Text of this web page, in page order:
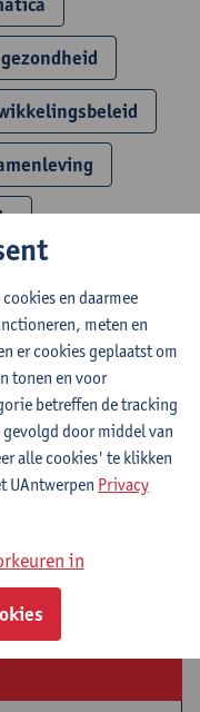
en daarmee
meten en
er cookies geplaatst om
tonen en voor
betreffen de tracking
door middel van
alle cookies' te klikken
UAntwerpen Privacy
in